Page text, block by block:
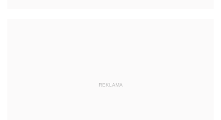
REKLAMA